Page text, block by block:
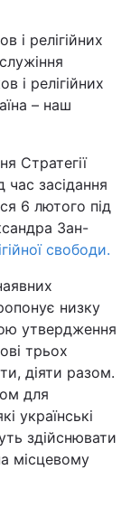
і релігійних
і релігійних
– наш
Стратегії
засідання
6 лютого під
Зан-
свободи.
низку
утвердження
трьох
діяти разом.
для
українські
здійснювати
місцевому